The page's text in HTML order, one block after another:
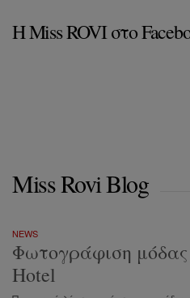
Η Miss ROVI στο
Miss Rovi Blog
NEWS
Φωτογράφιση
Hotel